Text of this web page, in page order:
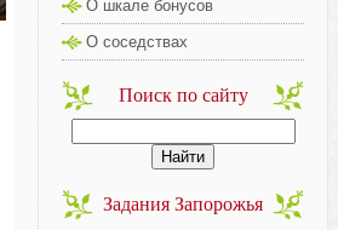
О шкале бонусов
О соседствах
Поиск по сайту
Задания Запорожья